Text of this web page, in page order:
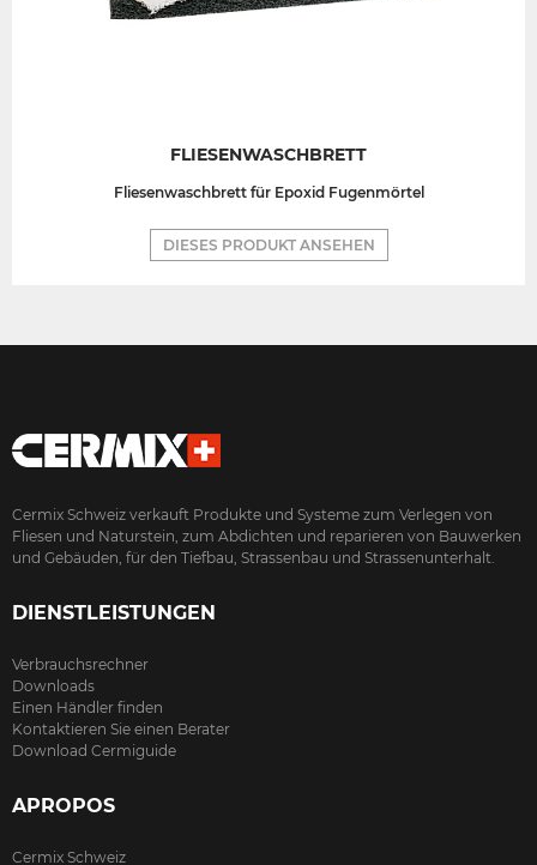
FLIESENWASCHBRETT
Fliesenwaschbrett für Epoxid Fugenmörtel
DIESES PRODUKT ANSEHEN
Cermix Schweiz verkauft Produkte und Systeme zum Verlegen von
Fliesen und Naturstein, zum Abdichten und reparieren von Bauwerken
und Gebäuden, für den Tiefbau, Strassenbau und Strassenunterhalt.
DIENSTLEISTUNGEN
Verbrauchsrechner
Downloads
Einen Händler finden
Kontaktieren Sie einen Berater
Download Cermiguide
APROPOS
Cermix Schweiz